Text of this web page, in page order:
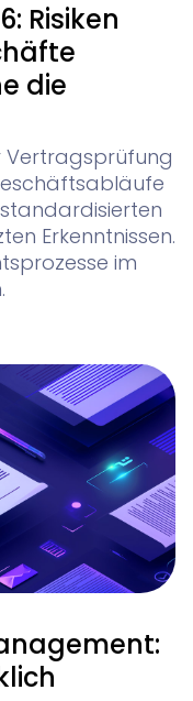
Risiken
die
Vertragsprüfung
Erkenntnissen.
im